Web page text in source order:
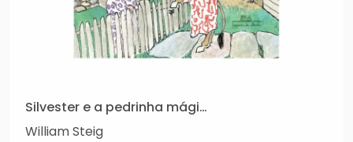
Silvester e a pedrinha mágica
William Steig